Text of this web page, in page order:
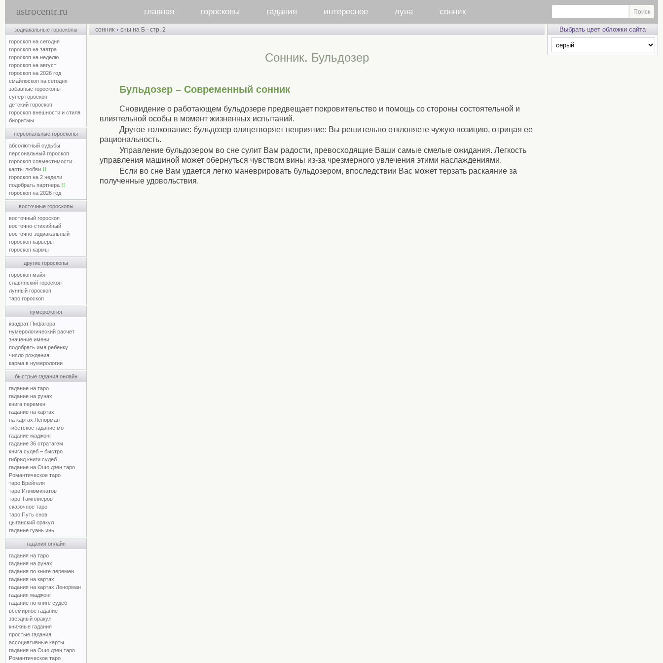
astrocentr.ru главная гороскопы гадания интересное луна сонник
зодиакальные гороскопы
гороскоп на сегодня
гороскоп на завтра
гороскоп на неделю
гороскоп на август
гороскоп на 2026 год
смайлоскоп на сегодня
забавные гороскопы
супер гороскоп
детский гороскоп
гороскоп внешности и стиля
биоритмы
персональные гороскопы
абсолютный судьбы
персональный гороскоп
гороскоп совместимости
карты любви !!
гороскоп на 2 недели
подобрать партнера !!
гороскоп на 2026 год
восточные гороскопы
восточный гороскоп
восточно-стихийный
восточно-зодиакальный
гороскоп карьеры
гороскоп кармы
другие гороскопы
гороскоп майя
славянский гороскоп
лунный гороскоп
таро гороскоп
нумерология
квадрат Пифагора
нумерологический расчет
значение имени
подобрать имя ребенку
число рождения
карма в нумерологии
быстрые гадания онлайн
гадание на таро
гадание на рунах
книга перемен
гадание на картах
на картах Ленорман
тибетское гадание мо
гадание маджонг
гадание 36 стратагем
книга судеб – быстро
гибрид книги судеб
гадание на Ошо дзен таро
Романтическое таро
таро Брейгеля
таро Иллюминатов
таро Тамплиеров
сказочное таро
таро Путь снов
цыганский оракул
гадание гуань инь
гадания онлайн
гадания на таро
гадания на рунах
гадания по книге перемен
гадания на картах
гадания на картах Ленорман
гадания маджонг
гадание по книге судеб
всемирное гадание
звездный оракул
книжные гадания
простые гадания
ассоциативные карты
гадания на Ошо дзен таро
Романтическое таро
сонник › сны на Б - стр. 2
Cонник. Бульдозер
Бульдозер – Современный сонник
Сновидение о работающем бульдозере предвещает покровительство и помощь со стороны состоятельной и
влиятельной особы в момент жизненных испытаний.
Другое толкование: бульдозер олицетворяет неприятие: Вы решительно отклоняете чужую позицию, отрицая ее
рациональность.
Управление бульдозером во сне сулит Вам радости, превосходящие Ваши самые смелые ожидания. Легкость
управления машиной может обернуться чувством вины из-за чрезмерного увлечения этими наслаждениями.
Если во сне Вам удается легко маневрировать бульдозером, впоследствии Вас может терзать раскаяние за
полученные удовольствия.
Выбрать цвет обложки сайта